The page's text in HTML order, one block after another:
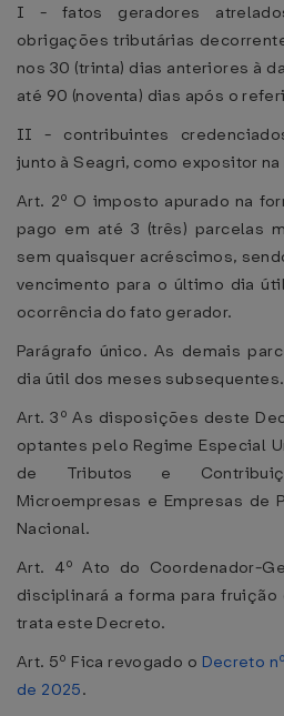
I - fatos geradores
obrigações tributárias
nos 30 (trinta) dias anteriores à
até 90 (noventa) dias após o
II - contribuintes
junto à Seagri, como expositor na
Art. 2º O imposto apurado na
pago em até 3 (três) parcelas
sem quaisquer acréscimos,
vencimento para o último dia
ocorrência do fato gerador.
Parágrafo único. As demais
dia útil dos meses subsequentes.
Art. 3º As disposições deste
optantes pelo Regime Especial
de Tributos e
Microempresas e Empresas de
Nacional.
Art. 4º Ato do Coordenador-
disciplinará a forma para
trata este Decreto.
Art. 5º Fica revogado o Decreto
de 2025.